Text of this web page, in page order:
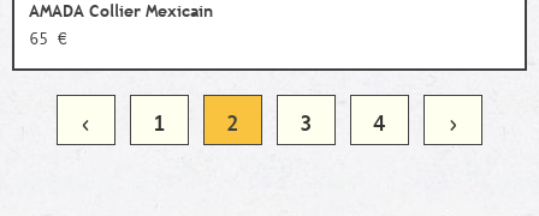
AMADA Collier Mexicain
65 €
‹ 1 2 3 4 ›